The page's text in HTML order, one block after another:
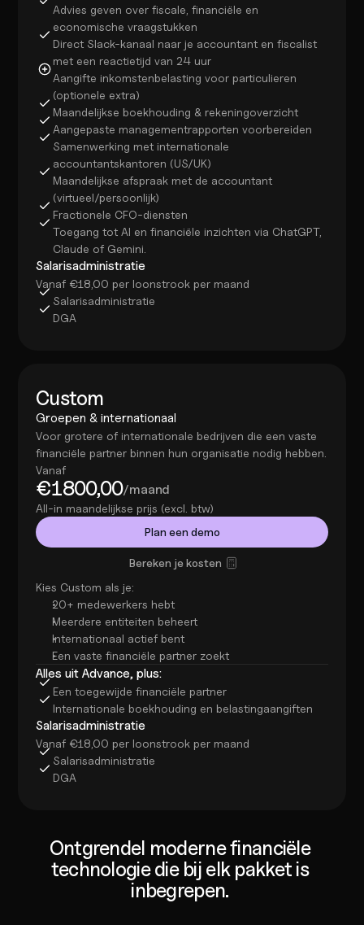
Advies geven over fiscale, financiële en
economische vraagstukken
Direct Slack-kanaal naar je accountant en fiscalist
met een reactietijd van 24 uur
Aangifte inkomstenbelasting voor particulieren
(optionele extra)
Maandelijkse boekhouding & rekeningoverzicht
Aangepaste managementrapporten voorbereiden
Samenwerking met internationale
accountantskantoren (US/UK)
Maandelijkse afspraak met de accountant
(virtueel/persoonlijk)
Fractionele CFO-diensten
Toegang tot AI en financiële inzichten via ChatGPT,
Claude of Gemini.
Salarisadministratie
Vanaf €18,00 per loonstrook per maand
Salarisadministratie
DGA
Custom
Groepen & internationaal
Voor grotere of internationale bedrijven die een vaste
financiële partner binnen hun organisatie nodig hebben.
Vanaf
€1800,00/maand
All-in maandelijkse prijs (excl. btw)
Plan een demo
Bereken je kosten
Kies Custom als je:
20+ medewerkers hebt
Meerdere entiteiten beheert
Internationaal actief bent
Een vaste financiële partner zoekt
Alles uit Advance, plus:
Een toegewijde financiële partner
Internationale boekhouding en belastingaangiften
Salarisadministratie
Vanaf €18,00 per loonstrook per maand
Salarisadministratie
DGA
Ontgrendel moderne financiële
technologie die bij elk pakket is
inbegrepen.